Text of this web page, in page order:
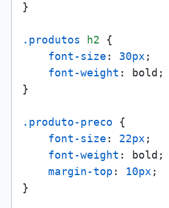
}
.produtos h2 {
font-size : 30px ;
font-weight : bold;
}
.produto-preco {
font-size : 22px ;
font-weight : bold;
margin-top : 10px ;
}